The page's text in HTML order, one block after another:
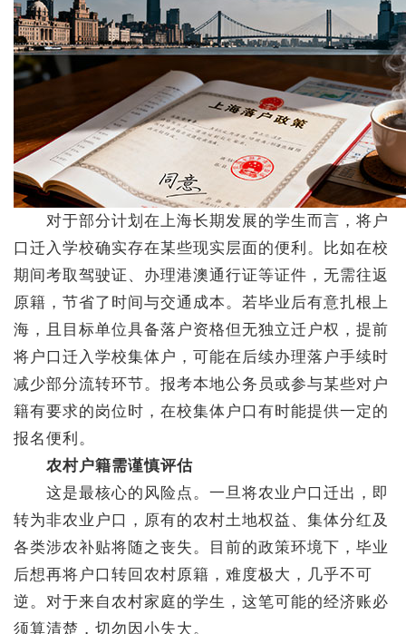
对于部分计划在上海长期发展的学生而言，将户
口迁入学校确实存在某些现实层面的便利。比如在校
期间考取驾驶证、办理港澳通行证等证件，无需往返
原籍，节省了时间与交通成本。若毕业后有意扎根上
海，且目标单位具备落户资格但无独立迁户权，提前
将户口迁入学校集体户，可能在后续办理落户手续时
减少部分流转环节。报考本地公务员或参与某些对户
籍有要求的岗位时，在校集体户口有时能提供一定的
报名便利。
农村户籍需谨慎评估
这是最核心的风险点。一旦将农业户口迁出，即
转为非农业户口，原有的农村土地权益、集体分红及
各类涉农补贴将随之丧失。目前的政策环境下，毕业
后想再将户口转回农村原籍，难度极大，几乎不可
逆。对于来自农村家庭的学生，这笔可能的经济账必
须算清楚，切勿因小失大。